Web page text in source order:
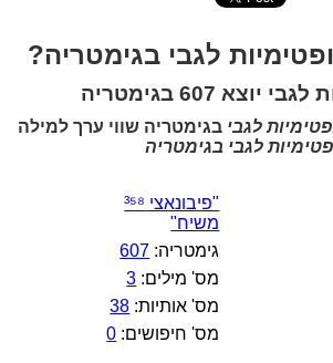
לגבי בגימטריה?
יוצא 607 בגימטריה
לגבי בגימטריה שווי ערך למילה
לגבי בגימטריה
"פיבונאצי ³⁵⁸
משיח"
גימטריה: 607
מס' מילים: 3
מס' אותיות: 38
מס' חיפושים: 0